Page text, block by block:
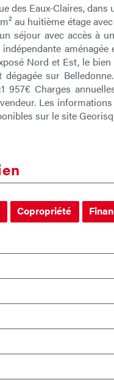
des Eaux-Claires,
au huitième étage
séjour avec accès à
Nord et Est, le
sur
957€ Charges
Les
sur le site
Copropriété